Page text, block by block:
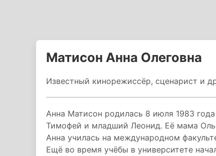
Матисон Анна Олеговна
Известный кинорежиссёр, сценарист и
Анна Матисон родилась 8 июля 1983
Тимофей и младший Леонид. Её мама
Анна училась на международном
Ещё во время учёбы в университете